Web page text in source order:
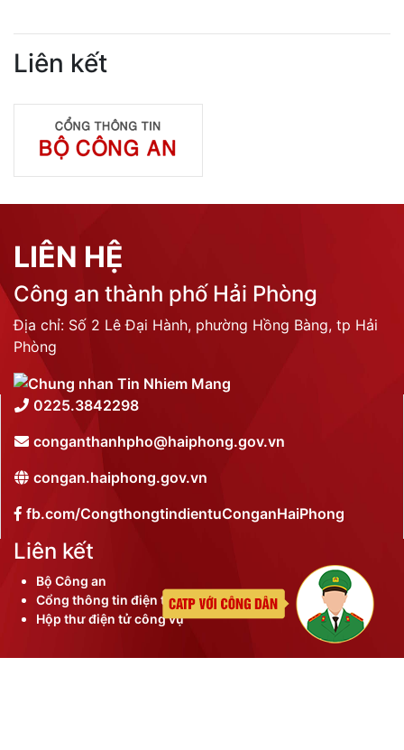
Liên kết
LIÊN HỆ
Công an thành phố Hải Phòng
Địa chỉ: Số 2 Lê Đại Hành, phường Hồng Bàng, tp Hải
Phòng
0225.3842298
conganthanhpho@haiphong.gov.vn
congan.haiphong.gov.vn
fb.com/CongthongtindientuConganHaiPhong
Liên kết
Bộ Công an
Cổng thông tin điện tử thành phố
Hộp thư điện tử công vụ